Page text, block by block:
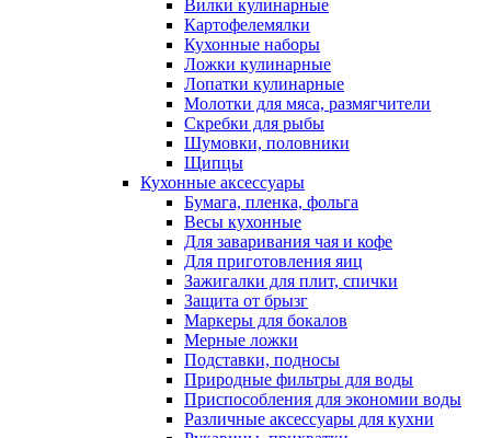
Вилки кулинарные
Картофелемялки
Кухонные наборы
Ложки кулинарные
Лопатки кулинарные
Молотки для мяса, размягчители
Скребки для рыбы
Шумовки, половники
Щипцы
Кухонные аксессуары
Бумага, пленка, фольга
Весы кухонные
Для заваривания чая и кофе
Для приготовления яиц
Зажигалки для плит, спички
Защита от брызг
Маркеры для бокалов
Мерные ложки
Подставки, подносы
Природные фильтры для воды
Приспособления для экономии воды
Различные аксессуары для кухни